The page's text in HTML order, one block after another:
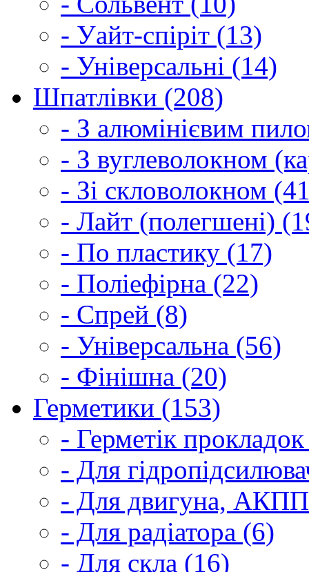
- Уайт-спіріт (13)
- Універсальні (14)
Шпатлівки (208)
- З алюмінієвим
- З вуглеволокном
- Зі скловолокном
- Лайт (полегшені)
- По пластику (17)
- Поліефірна (22)
- Спрей (8)
- Універсальна (56)
- Фінішна (20)
Герметики (153)
- Герметік
- Для
- Для двигуна,
- Для радіатора (6)
- Для скла (16)